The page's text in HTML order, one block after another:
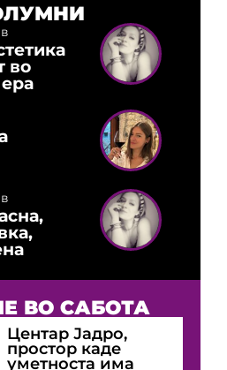
во
ВО САБОТА
Центар Јадро,
простор каде
уметноста има